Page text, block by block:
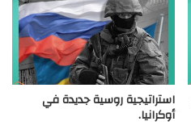
استراتيجية روسية جديدة في
أوكرانيا.